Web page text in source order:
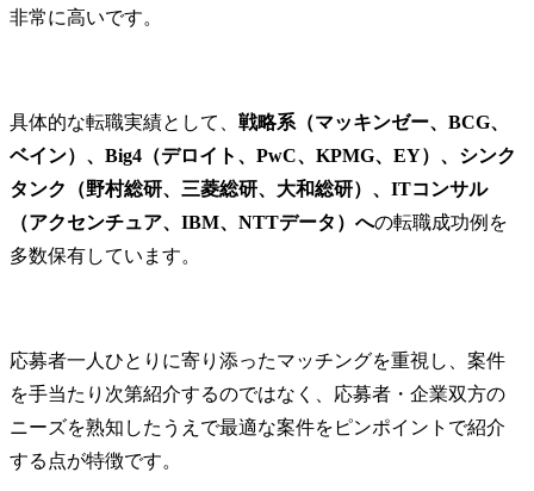
非常に高いです。
具体的な転職実績として、 戦略系（マッキンゼー、BCG、
ベイン）、Big4（デロイト、PwC、KPMG、EY）、シンク
タンク（野村総研、三菱総研、大和総研）、ITコンサル
（アクセンチュア、IBM、NTTデータ）への転職成功例を
多数保有しています。
応募者一人ひとりに寄り添ったマッチングを重視し、案件
を手当たり次第紹介するのではなく、応募者・企業双方の
ニーズを熟知したうえで最適な案件をピンポイントで紹介
する点が特徴です。